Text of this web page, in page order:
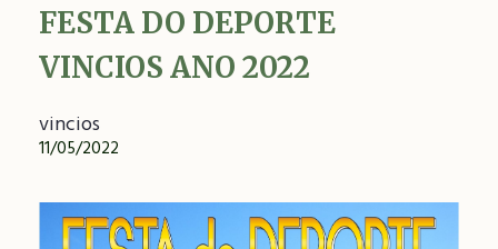
FESTA DO DEPORTE
VINCIOS ANO 2022
vincios
11/05/2022